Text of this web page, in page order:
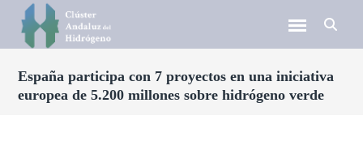
España participa con 7 proyectos en una iniciativa
europea de 5.200 millones sobre hidrógeno verde